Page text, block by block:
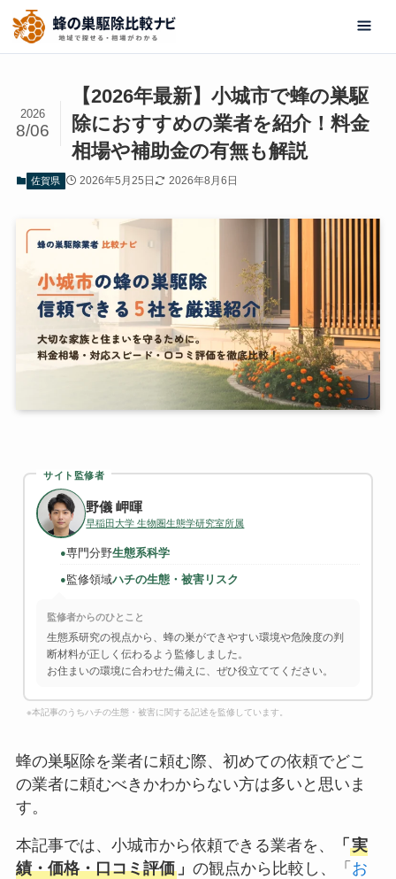
【2026年最新】小城市で蜂の巣駆
除におすすめの業者を紹介！料金
相場や補助金の有無も解説
2026
8/06
佐賀県 2026年5月25日 2026年8月6日
サイト監修者
野儀 岬暉
早稲田大学 生物圏生態学研究室所属
●専門分野生態系科学
●監修領域ハチの生態・被害リスク
監修者からのひとこと
生態系研究の視点から、蜂の巣ができやすい環境や危険度の判
断材料が正しく伝わるよう監修しました。
お住まいの環境に合わせた備えに、ぜひ役立ててください。
※本記事のうちハチの生態・被害に関する記述を監修しています。
蜂の巣駆除を業者に頼む際、初めての依頼でどこ
の業者に頼むべきかわからない方は多いと思いま
す。
本記事では、小城市から依頼できる業者を、 「 実
績・価格・口コミ評価」 の観点から比較し、「 お